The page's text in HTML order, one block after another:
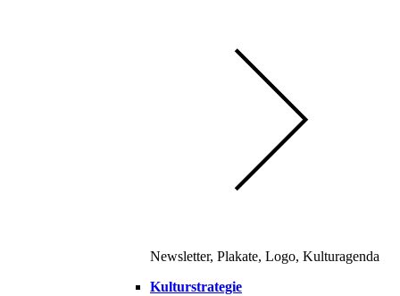
Newsletter, Plakate, Logo, Kulturagenda
Kulturstrategie